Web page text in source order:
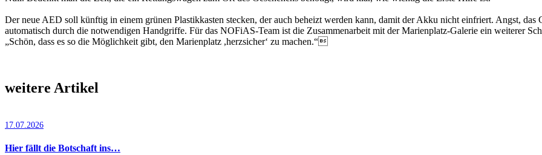
Der neue AED soll künftig in einem grünen Plastikkasten stecken, der auch beheizt werden kann, damit der Akku nicht einfriert. Angst, das
automatisch durch die notwendigen Handgriffe. Für das NOFiAS-Team ist die Zusammenarbeit mit der Marienplatz-Galerie ein weiterer
„Schön, dass es so die Möglichkeit gibt, den Marienplatz ,herzsicher‘ zu machen.“
weitere Artikel
17.07.2026
Hier fällt die Botschaft ins…